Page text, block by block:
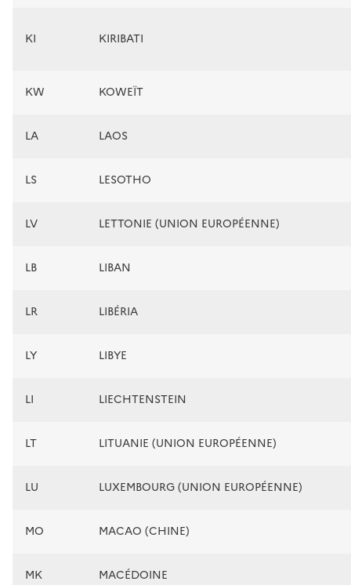
KI KIRIBATI
KW KOWEÏT
LA LAOS
LS LESOTHO
LV LETTONIE (UNION EUROPÉENNE)
LB LIBAN
LR LIBÉRIA
LY LIBYE
LI LIECHTENSTEIN
LT LITUANIE (UNION EUROPÉENNE)
LU LUXEMBOURG (UNION EUROPÉENNE)
MO MACAO (CHINE)
MK MACÉDOINE